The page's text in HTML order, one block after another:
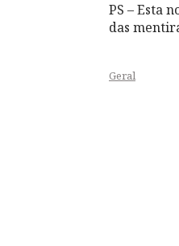
PS – Esta
das
Geral